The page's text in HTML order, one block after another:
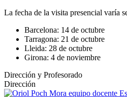
La fecha de la visita presencial varía
Barcelona: 14 de octubre
Tarragona: 21 de octubre
Lleida: 28 de octubre
Girona: 4 de noviembre
Dirección y Profesorado
Dirección